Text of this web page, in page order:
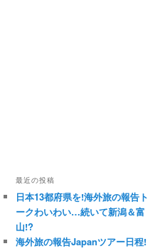
最近の投稿
日本13都府県を!海外旅の報告ト
ークわいわい…続いて新潟＆富
山!?
海外旅の報告Japanツアー日程!